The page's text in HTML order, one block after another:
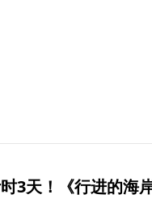
3天！《行进的海